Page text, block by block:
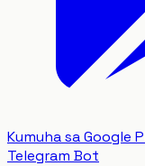
Kumuha sa Google
Telegram Bot